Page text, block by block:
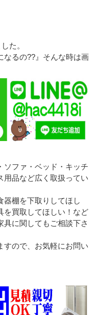
た。
なるの??』そんな時は画
ソファ・ベッド・キッチ
用品など広く取扱ってい
器棚を下取りしてほし
を買取してほしい！など
具に関してもご相談下さ
すので、お気軽にお問い